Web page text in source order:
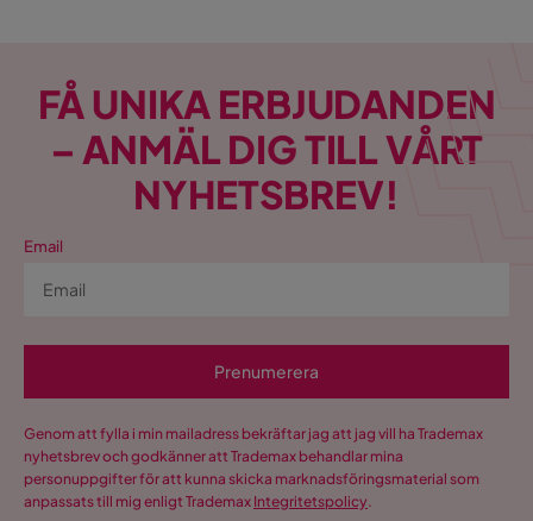
FÅ UNIKA ERBJUDANDEN
– ANMÄL DIG TILL VÅRT
NYHETSBREV!
Email
Prenumerera
Genom att fylla i min mailadress bekräftar jag att jag vill ha Trademax
nyhetsbrev och godkänner att Trademax behandlar mina
personuppgifter för att kunna skicka marknadsföringsmaterial som
anpassats till mig enligt Trademax Integritetspolicy.